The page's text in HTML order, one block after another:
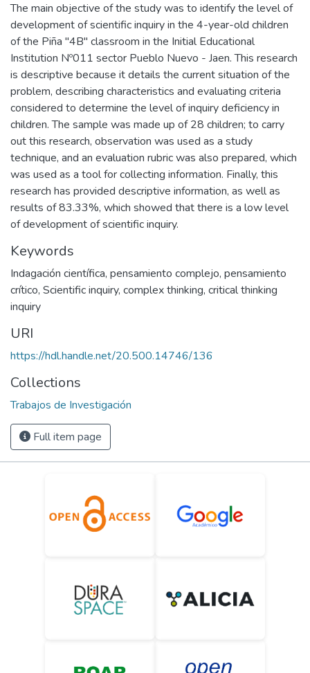
The main objective of the study was to identify the level of
development of scientific inquiry in the 4-year-old children
of the Piña "4B" classroom in the Initial Educational
Institution Nº011 sector Pueblo Nuevo - Jaen. This research
is descriptive because it details the current situation of the
problem, describing characteristics and evaluating criteria
considered to determine the level of inquiry deficiency in
children. The sample was made up of 28 children; to carry
out this research, observation was used as a study
technique, and an evaluation rubric was also prepared, which
was used as a tool for collecting information. Finally, this
research has provided descriptive information, as well as
results of 83.33%, which showed that there is a low level
of development of scientific inquiry.
Keywords
Indagación científica, pensamiento complejo, pensamiento
crítico, Scientific inquiry, complex thinking, critical thinking
inquiry
URI
https://hdl.handle.net/20.500.14746/136
Collections
Trabajos de Investigación
Full item page